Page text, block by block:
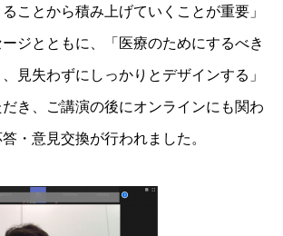
ことから積み上げていくことが重要」
ジとともに、「医療のためにするべき
見失わずにしっかりとデザインする」
き、ご講演の後にオンラインにも関わ
・意見交換が行われました。